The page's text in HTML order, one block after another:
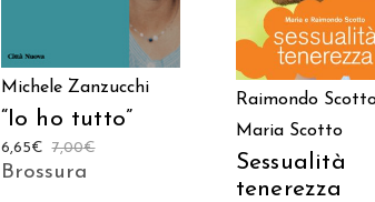
Michele Zanzucchi
“Io ho tutto”
7,00€
6,65€
Brossura
Raimondo
Maria Scotto
Sessualità
tenerezza